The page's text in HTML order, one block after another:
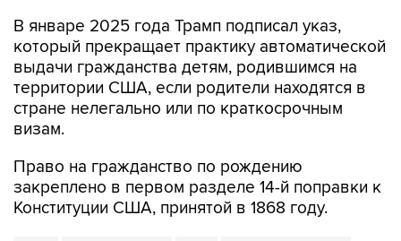
В январе 2025 года Трамп подписал указ,
который прекращает практику автоматической
выдачи гражданства детям, родившимся на
территории США, если родители находятся в
стране нелегально или по краткосрочным
визам.
Право на гражданство по рождению
закреплено в первом разделе 14-й поправки к
Конституции США, принятой в 1868 году.